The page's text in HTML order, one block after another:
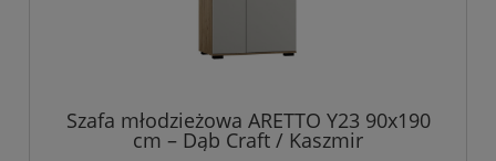
Szafa młodzieżowa ARETTO Y23 90x190
cm – Dąb Craft / Kaszmir